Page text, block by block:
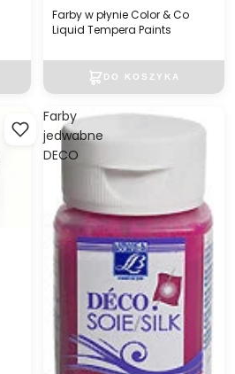
Farby w płynie Color & Co
Liquid Tempera Paints
Farby
jedwabne
DECO